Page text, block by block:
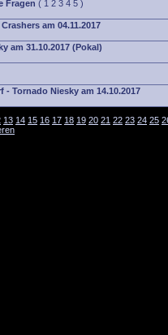
Fragen ( 1 2 3 4 5 )
am 04.11.2017
am 31.10.2017 (Pokal)
- Tornado Niesky am 14.10.2017
13 14 15 16 17 18 19 20 21 22 23 24 25